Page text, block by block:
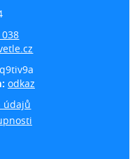
q9tiv9a
odkaz
údajů